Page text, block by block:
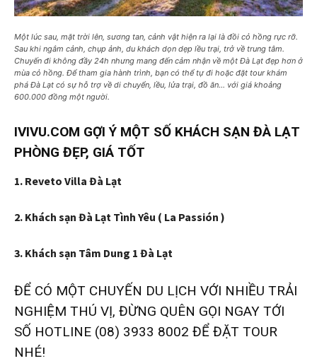
Một lúc sau, mặt trời lên, sương tan, cảnh vật hiện ra lại là đồi cỏ hồng rực rỡ.
Sau khi ngắm cảnh, chụp ảnh, du khách dọn dẹp lều trại, trở về trung tâm.
Chuyến đi không đầy 24h nhưng mang đến cảm nhận về một Đà Lạt đẹp hơn ở
mùa cỏ hồng. Để tham gia hành trình, bạn có thể tự đi hoặc đặt tour khám
phá Đà Lạt có sự hỗ trợ về di chuyển, lều, lửa trại, đồ ăn… với giá khoảng
600.000 đồng một người.
IVIVU.COM GỢI Ý MỘT SỐ KHÁCH SẠN ĐÀ LẠT
PHÒNG ĐẸP, GIÁ TỐT
1. Reveto Villa Đà Lạt
2. Khách sạn Đà Lạt Tình Yêu ( La Passión )
3. Khách sạn Tâm Dung 1 Đà Lạt
ĐỂ CÓ MỘT CHUYẾN DU LỊCH VỚI NHIỀU TRẢI
NGHIỆM THÚ VỊ, ĐỪNG QUÊN GỌI NGAY TỚI
SỐ HOTLINE (08) 3933 8002 ĐỂ ĐẶT TOUR
NHÉ!